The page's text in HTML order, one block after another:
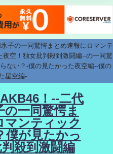
子の一同驚愕まとめ速報にロマンテ
空！独女批判殺到激闘編--の一同驚
ない？-僕の見たかった夜空編--僕の
星空編-
！--二代
の一同驚愕ま
マンティック
僕が見たかっ
殺到激闘編